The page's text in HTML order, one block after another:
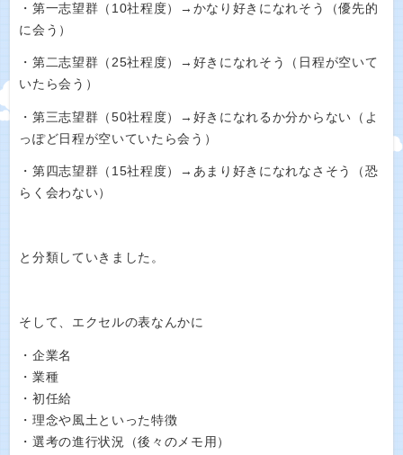
・第一志望群（10社程度）→かなり好きになれそう（優先的
に会う）
・第二志望群（25社程度）→好きになれそう（日程が空いて
いたら会う）
・第三志望群（50社程度）→好きになれるか分からない（よ
っぽど日程が空いていたら会う）
・第四志望群（15社程度）→あまり好きになれなさそう（恐
らく会わない）
と分類していきました。
そして、エクセルの表なんかに
・企業名
・業種
・初任給
・理念や風土といった特徴
・選考の進行状況（後々のメモ用）